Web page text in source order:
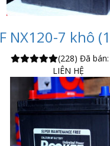
NX120-7 khô
(228) Đã
LIÊN HỆ